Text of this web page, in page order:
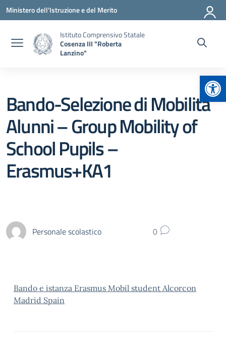
Vai ai contenuti
Vai al menu di navigazione
Vai al footer
Ministero dell'Istruzione e del Merito
Istituto Comprensivo Statale
Cosenza III "Roberta
Lanzino"
Bando-Selezione di Mobilità
Alunni – Group Mobility of
School Pupils –
Erasmus+KA1
Personale scolastico 0
Bando e istanza Erasmus Mobil student Alcorcon
Madrid Spain